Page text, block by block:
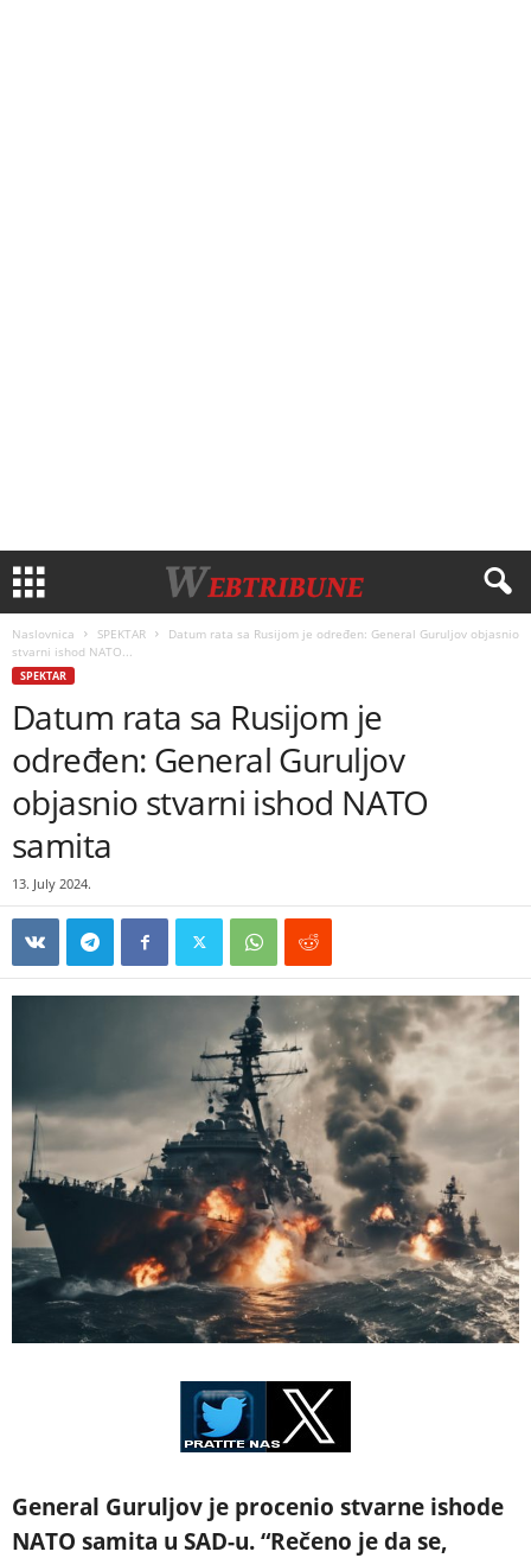
Naslovnica SPEKTAR
Datum rata sa Rusijom je određen: General Guruljov objasnio
stvarni ishod NATO...
SPEKTAR
Datum rata sa Rusijom je
određen: General Guruljov
objasnio stvarni ishod NATO
samita
13. July 2024.
General Guruljov je procenio stvarne ishode
NATO samita u SAD-u. “Rečeno je da se,